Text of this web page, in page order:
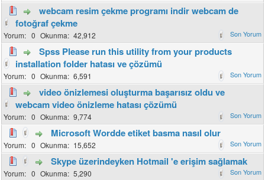
webcam resim çekme programı indir webcam de
fotoğraf çekme
0 42,912
Spss Please run this utility from your products
installation folder hatası ve çözümü
0 6,591
video önizlemesi oluşturma başarısız oldu ve
webcam video önizleme hatası çözümü
0 9,774
Microsoft Wordde etiket basma nasıl olur
0 15,652
Skype üzerindeyken Hotmail 'e erişim sağlamak
0 5,290